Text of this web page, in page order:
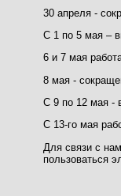
30 апреля -
С 1 по 5 мая –
6 и 7 мая
8 мая -
С 9 по 12 мая -
С 13-го мая
Для связи с
пользоваться